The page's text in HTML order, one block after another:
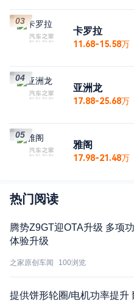
卡罗拉
11.68-15.58万
03
亚洲龙
17.88-25.68万
04
雅阁
17.98-21.48万
05
热门阅读
腾势Z9GT迎OTA升级 多项
体验升级
之家原创车闻 100浏览
提供饼形轮圈/电机功率提升